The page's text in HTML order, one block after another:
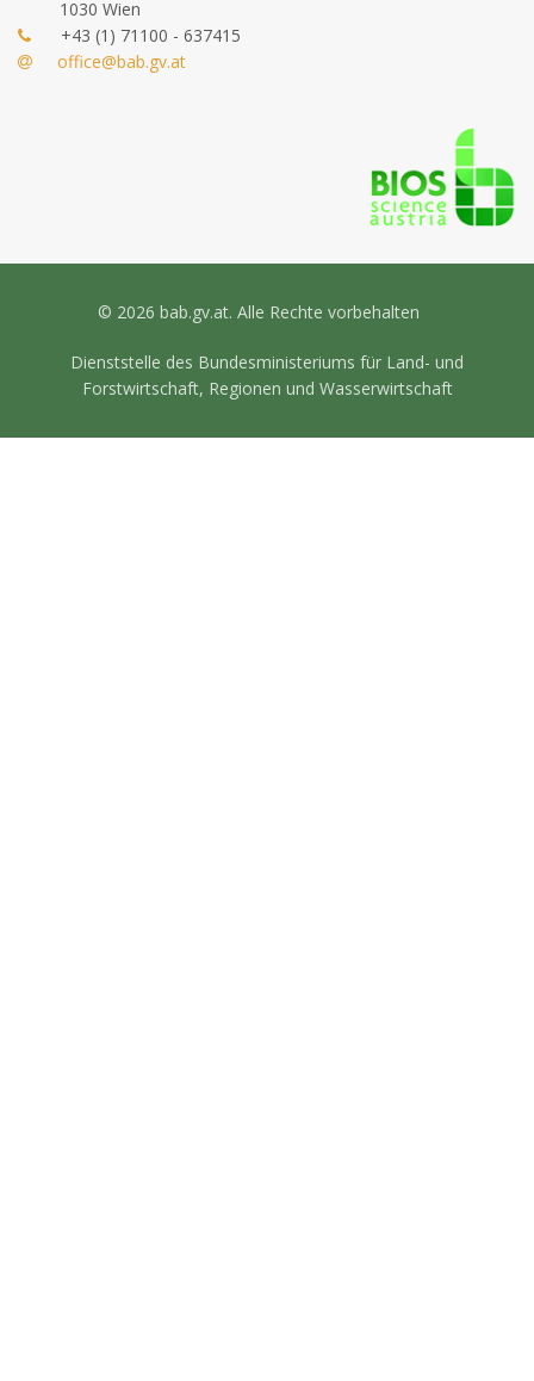
1030 Wien
+43 (1) 71100 - 637415
office@bab.gv.at
© 2026 bab.gv.at. Alle Rechte vorbehalten
Dienststelle des Bundesministeriums für Land- und
Forstwirtschaft, Regionen und Wasserwirtschaft